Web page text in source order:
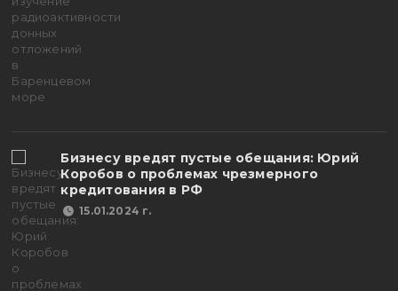
Бизнесу вредят пустые обещания: Юрий
Коробов о проблемах чрезмерного
кредитования в РФ
15.01.2024 г.